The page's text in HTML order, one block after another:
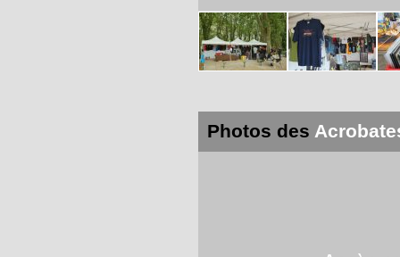
Photos des